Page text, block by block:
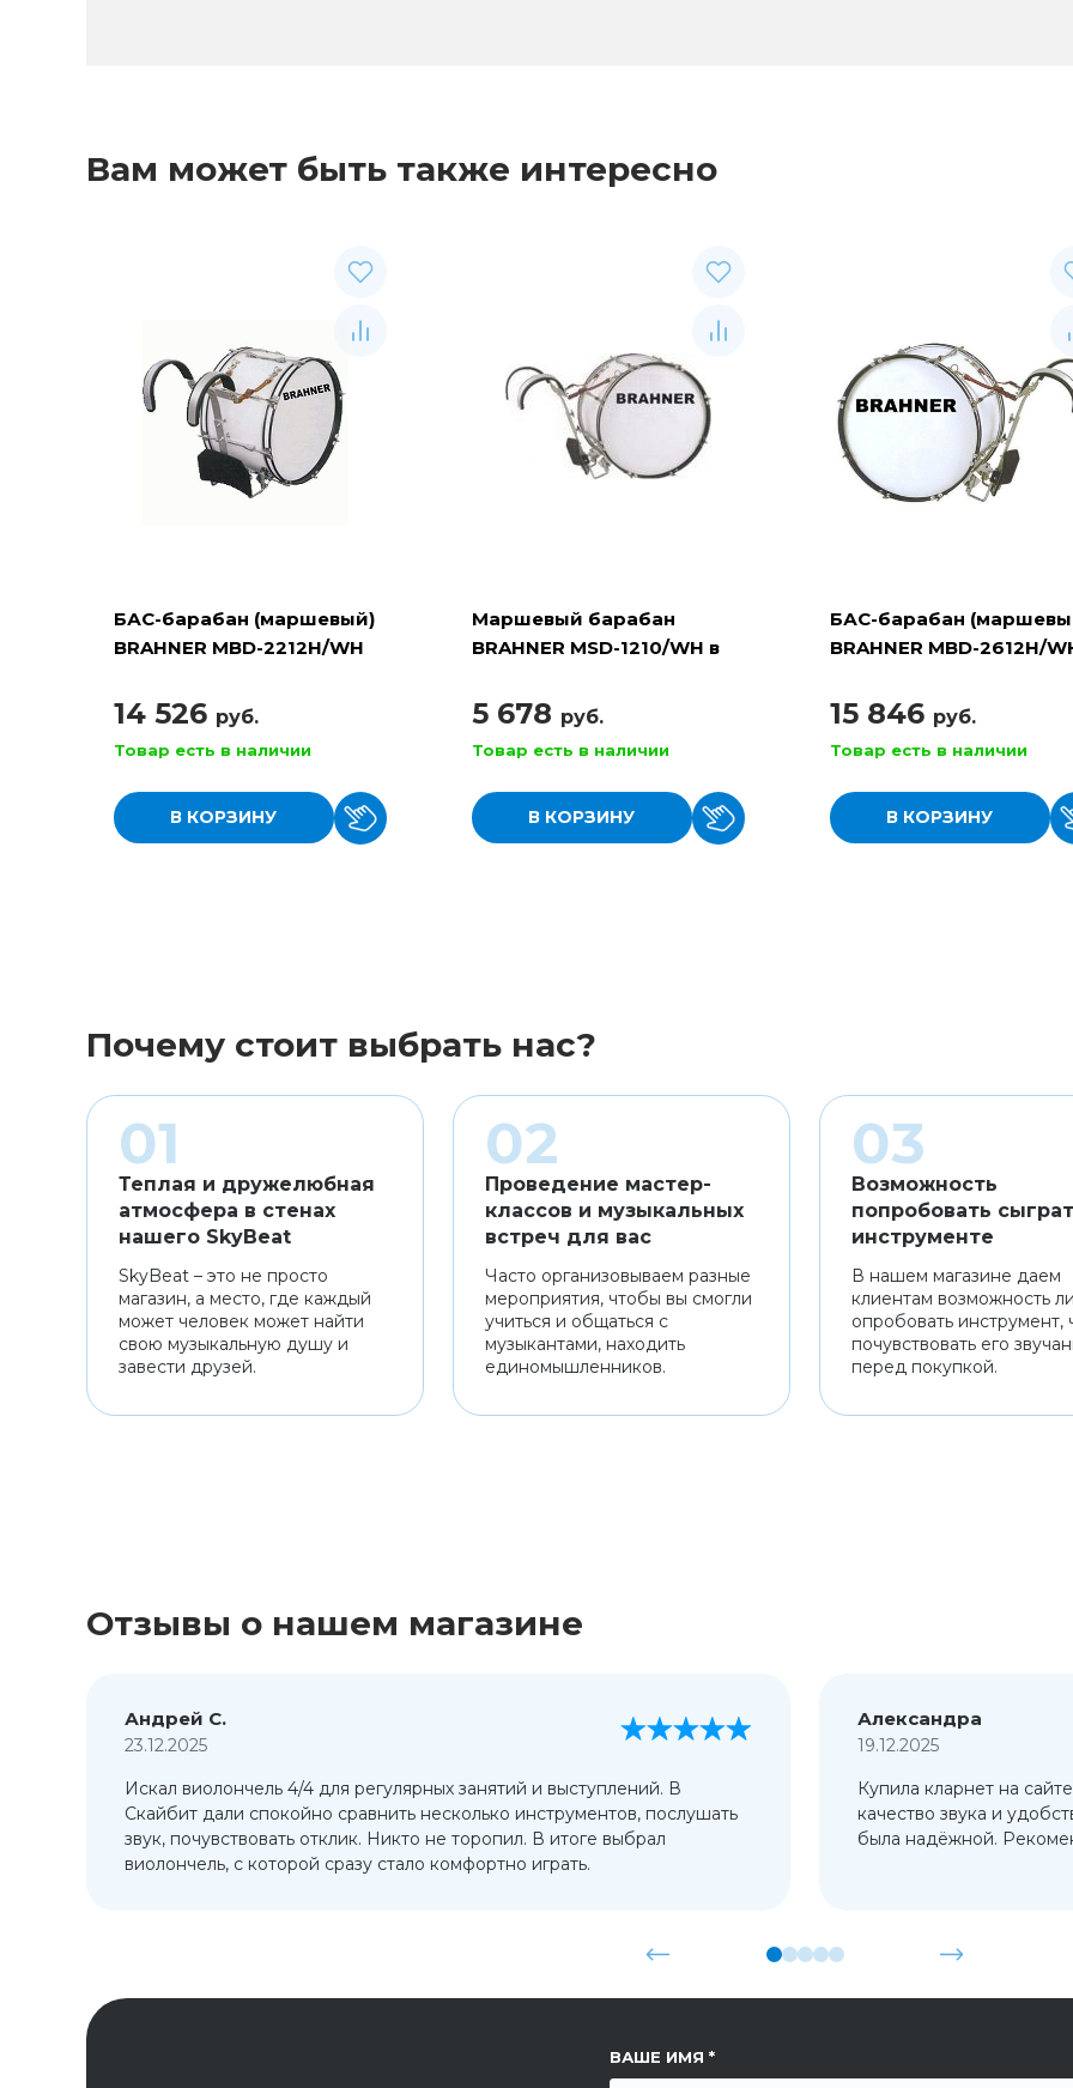
Вам может быть также интересно
БАС-барабан (маршевый)
BRAHNER MBD-2212H/WH
БЕЛЫЙ
14 526 руб.
Товар есть в наличии
В КОРЗИНУ
Маршевый барабан
BRAHNER MSD-1210/WH в
палочки
5 678 руб.
Товар есть в наличии
В КОРЗИНУ
БАС-барабан
BRAHNER MBD-2612H/
БЕЛЫЙ
15 846 руб.
Товар есть в наличии
В КОРЗИНУ
Почему стоит выбрать нас?
Теплая и дружелюбная
атмосфера в стенах
нашего SkyBeat
SkyBeat – это не просто
магазин, а место, где каждый
может человек может найти
свою музыкальную душу и
завести друзей.
Проведение мастер-
классов и музыкальных
встреч для вас
Часто организовываем разные
мероприятия, чтобы вы смогли
учиться и общаться с
музыкантами, находить
единомышленников.
Возможность
попробовать
инструменте
В нашем магазине даем
клиентам возможность
опробовать инструмент,
почувствовать его
перед покупкой.
Отзывы о нашем магазине
Андрей С.
23.12.2025
Искал виолончель 4/4 для регулярных занятий и выступлений. В
Скайбит дали спокойно сравнить несколько инструментов, послушать
звук, почувствовать отклик. Никто не торопил. В итоге выбрал
виолончель, с которой сразу стало комфортно играть.
Александра
19.12.2025
Купила кларнет на
качество звука и
была надёжной.
ВАШЕ ИМЯ
ССЫЛКА НА СТРАНИЦУ